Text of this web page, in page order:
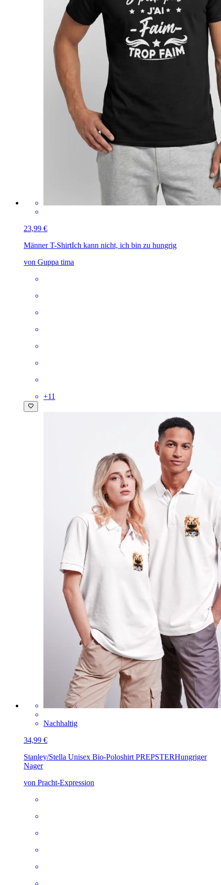
23,99 €
Männer T-ShirtIch kann nicht, ich bin zu hungrig
von Guppa tima
+11
Nachhaltig
34,99 €
Stanley/Stella Unisex Bio-Poloshirt PREPSTERHungriger
Nager
von Pracht-Expression